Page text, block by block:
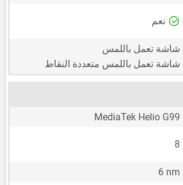
نعم
شاشة تعمل باللمس
شاشة تعمل باللمس متعددة النقاط
MediaTek Helio G99
8
6 nm